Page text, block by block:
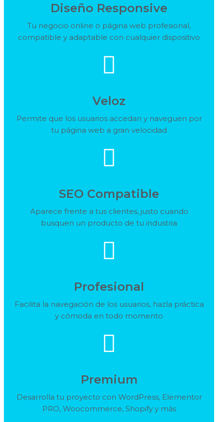
Diseño Responsive
Tu negocio online o página web profesional,
compatible y adaptable con cualquier dispositivo
Veloz
Permite que los usuarios accedan y naveguen por
tu página web a gran velocidad
SEO Compatible
Aparece frente a tus clientes, justo cuando
busquen un producto de tu industria
Profesional
Facilita la navegación de los usuarios, hazla práctica
y cómoda en todo momento
Premium
Desarrolla tu proyecto con WordPress, Elementor
PRO, Woocommerce, Shopify y más